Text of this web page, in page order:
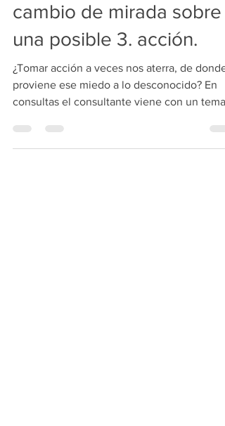
Yubia Valette
26 mar 2023
2 min de lectura
1. El problema, 2. El
cambio de mirada sobre
una posible 3. acción.
¿Tomar acción a veces nos aterra, de donde
proviene ese miedo a lo desconocido? En